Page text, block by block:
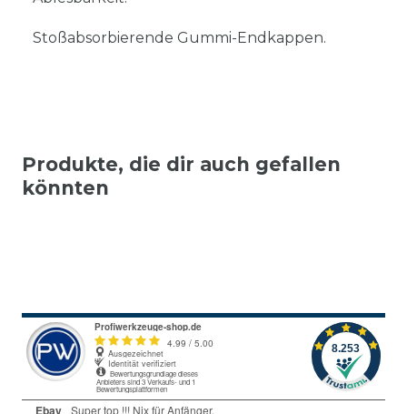
Stoßabsorbierende Gummi-Endkappen.
Produkte, die dir auch gefallen
könnten